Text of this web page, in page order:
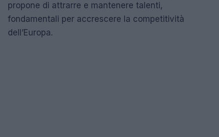
propone di attrarre e mantenere talenti,
fondamentali per accrescere la competitività
dell’Europa.